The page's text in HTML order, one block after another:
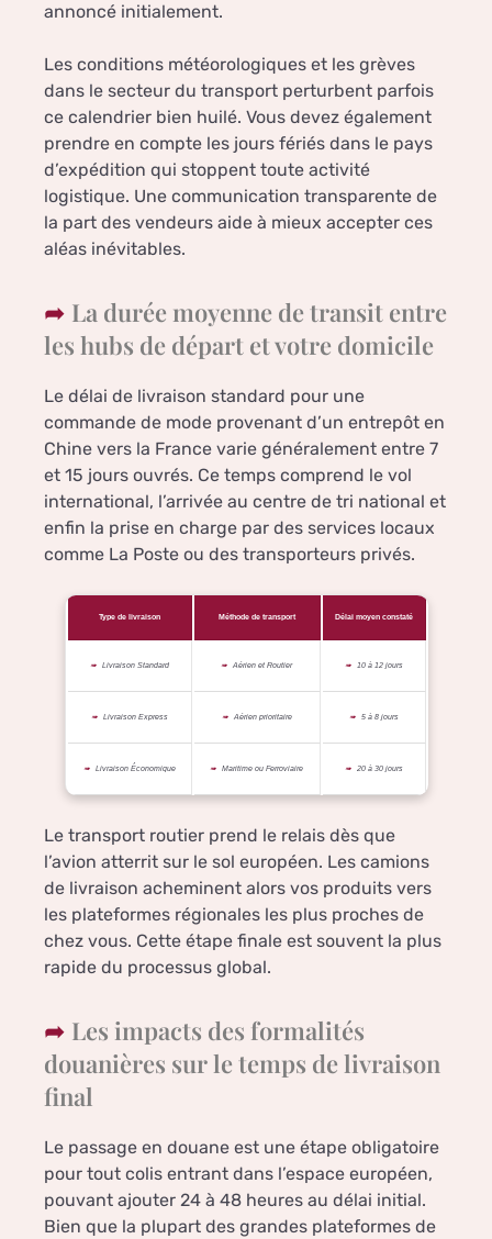
annoncé initialement.
Les conditions météorologiques et les grèves
dans le secteur du transport perturbent parfois
ce calendrier bien huilé. Vous devez également
prendre en compte les jours fériés dans le pays
d’expédition qui stoppent toute activité
logistique. Une communication transparente de
la part des vendeurs aide à mieux accepter ces
aléas inévitables.
La durée moyenne de transit entre
les hubs de départ et votre domicile
Le délai de livraison standard pour une
commande de mode provenant d’un entrepôt en
Chine vers la France varie généralement entre 7
et 15 jours ouvrés. Ce temps comprend le vol
international, l’arrivée au centre de tri national et
enfin la prise en charge par des services locaux
comme La Poste ou des transporteurs privés.
Type de livraison Méthode de transport Délai moyen constaté
Livraison Standard Aérien et Routier 10 à 12 jours
Livraison Express Aérien prioritaire 5 à 8 jours
Livraison Économique Maritime ou Ferroviaire 20 à 30 jours
Le transport routier prend le relais dès que
l’avion atterrit sur le sol européen. Les camions
de livraison acheminent alors vos produits vers
les plateformes régionales les plus proches de
chez vous. Cette étape finale est souvent la plus
rapide du processus global.
Les impacts des formalités
douanières sur le temps de livraison
final
Le passage en douane est une étape obligatoire
pour tout colis entrant dans l’espace européen,
pouvant ajouter 24 à 48 heures au délai initial.
Bien que la plupart des grandes plateformes de